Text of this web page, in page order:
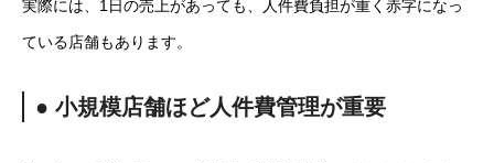
実際には、1日の売上があっても、人件費負担が重く赤字になっ
ている店舗もあります。
● 小規模店舗ほど人件費管理が重要